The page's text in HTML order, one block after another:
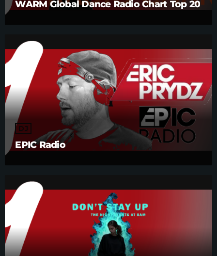
WARM Global Dance Radio Chart Top 20
DJ
EPIC Radio